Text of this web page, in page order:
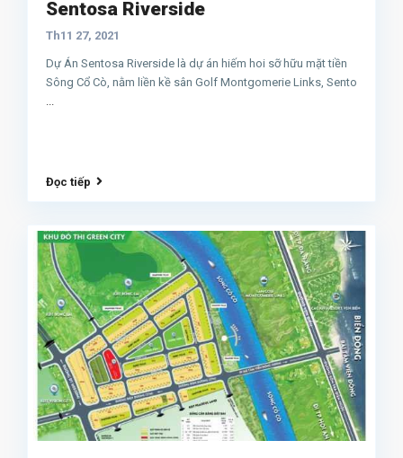
Sentosa Riverside
Th11 27, 2021
Dự Án Sentosa Riverside là dự án hiếm hoi sỡ hữu mặt tiền
Sông Cổ Cò, nằm liền kề sân Golf Montgomerie Links, Sento
Đọc tiếp